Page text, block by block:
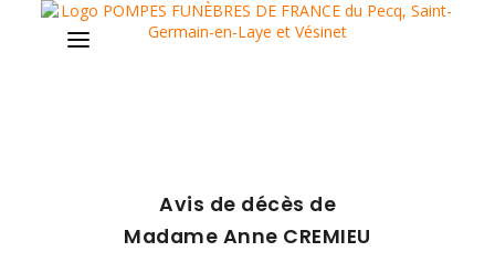
AVIS DE DÉCÈS
Avis de décès de
Madame Anne CREMIEU